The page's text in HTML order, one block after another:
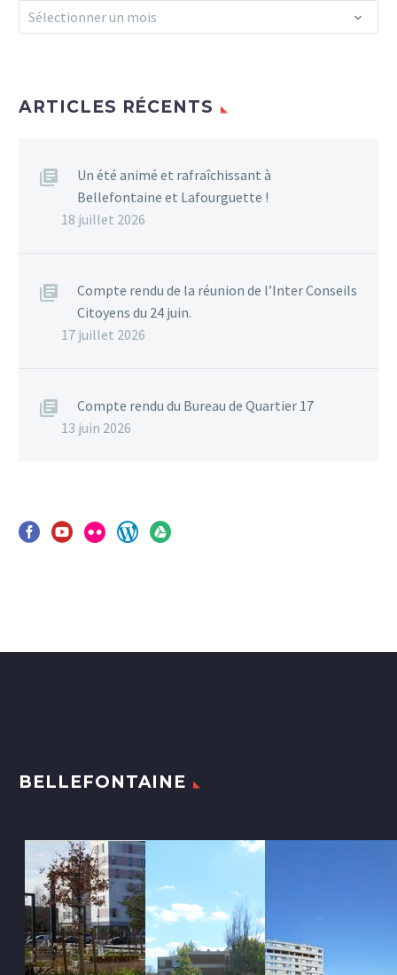
Archives
Sélectionner un mois
ARTICLES RÉCENTS
Un été animé et rafraîchissant à
Bellefontaine et Lafourguette !
18 juillet 2026
Compte rendu de la réunion de l’Inter Conseils
Citoyens du 24 juin.
17 juillet 2026
Compte rendu du Bureau de Quartier 17
13 juin 2026
BELLEFONTAINE